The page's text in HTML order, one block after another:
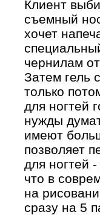
Клиент
съемный
хочет
чернилам
Затем гель
только
для ногтей
нужды
имеют
позволяет
для ногтей
что в
на
сразу на 5